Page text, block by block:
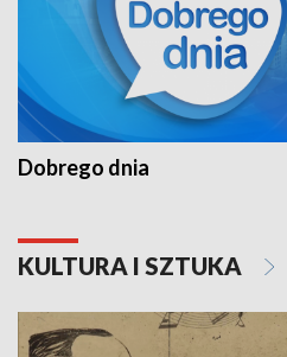
Dobrego dnia
KULTURA I SZTUKA